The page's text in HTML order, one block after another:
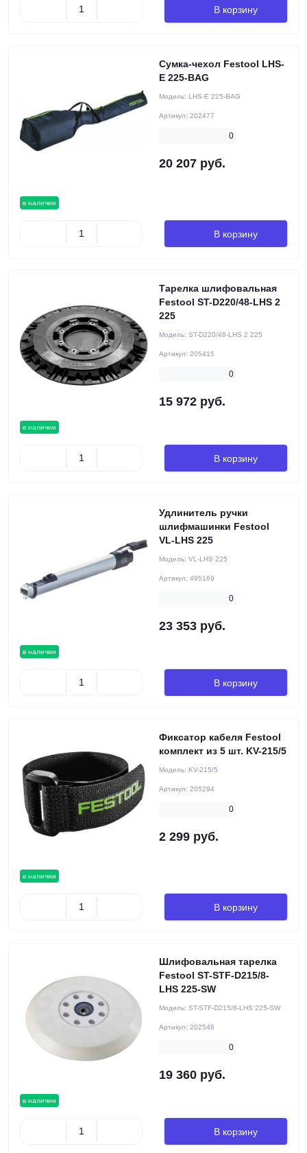
В корзину
в наличии
Сумка-чехол Festool LHS-
E 225-BAG
Модель: LHS-E 225-BAG
Артикул: 202477
0
20 207 руб.
В корзину
в наличии
Тарелка шлифовальная
Festool ST-D220/48-LHS 2
225
Модель: ST-D220/48-LHS 2 225
Артикул: 205415
0
15 972 руб.
В корзину
в наличии
Удлинитель ручки
шлифмашинки Festool
VL-LHS 225
Модель: VL-LHS 225
Артикул: 495169
0
23 353 руб.
В корзину
в наличии
Фиксатор кабеля Festool
комплект из 5 шт. KV-215/5
Модель: KV-215/5
Артикул: 205294
0
2 299 руб.
В корзину
в наличии
Шлифовальная тарелка
Festool ST-STF-D215/8-
LHS 225-SW
Модель: ST-STF-D215/8-LHS 225-SW
Артикул: 202546
0
19 360 руб.
В корзину